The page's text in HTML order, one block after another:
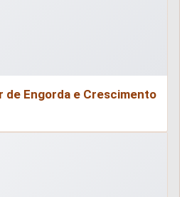
de Engorda e Crescimento